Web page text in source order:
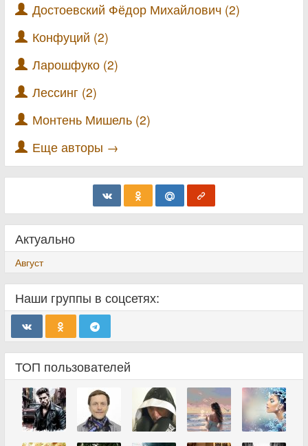
Достоевский Фёдор Михайлович (2)
Конфуций (2)
Ларошфуко (2)
Лессинг (2)
Монтень Мишель (2)
Еще авторы →
Актуально
Август
Наши группы в соцсетях:
ТОП пользователей